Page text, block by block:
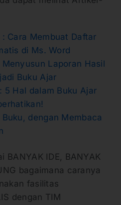
Cara Membuat Daftar
di Ms. Word
Laporan Hasil
Buku Ajar
5 Hal dalam Buku Ajar
dengan Membaca
BANYAK IDE, BANYAK
bagaimana caranya
fasilitas
dengan TIM